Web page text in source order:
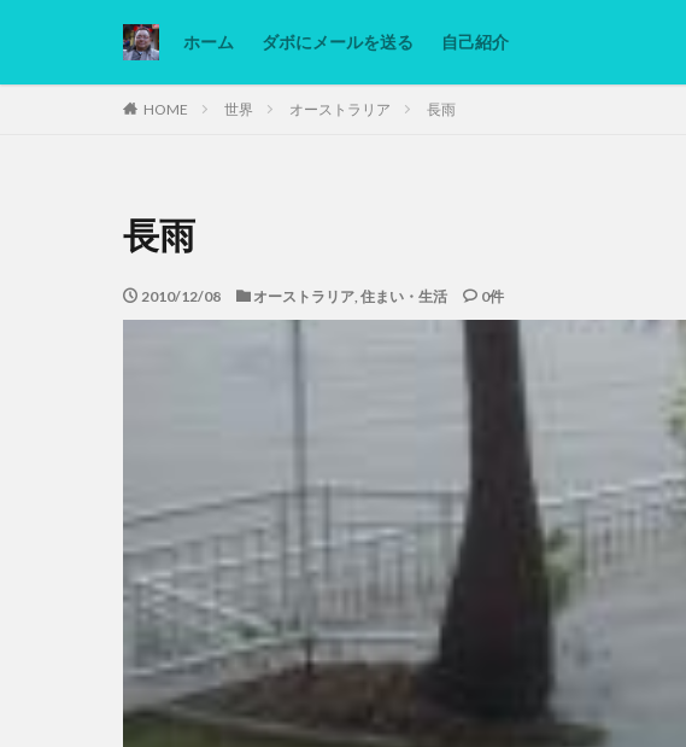
ホーム ダボにメールを送る 自己紹介
HOME 世界 オーストラリア 長雨
長雨
2010/12/08 オーストラリア, 住まい・生活 0件
カテゴリー